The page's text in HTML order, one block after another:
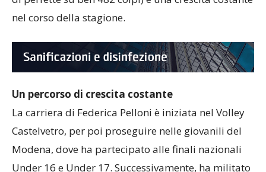
Un percorso di crescita costante
La carriera di Federica Pelloni è iniziata nel Volley
Castelvetro, per poi proseguire nelle giovanili del
Modena, dove ha partecipato alle finali nazionali